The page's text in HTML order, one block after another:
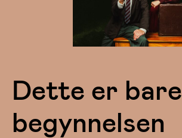
Dette er bare
begynnelsen